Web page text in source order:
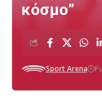
κόσμο”
Sport Arena